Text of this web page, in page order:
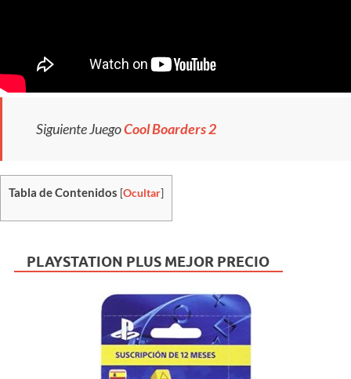
Siguiente JuegoCool Boarders 2
Tabla de Contenidos [Ocultar]
PLAYSTATION PLUS MEJOR PRECIO